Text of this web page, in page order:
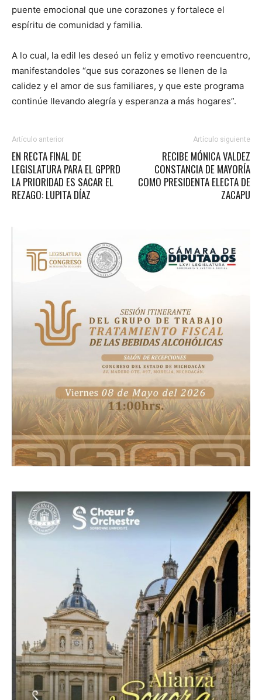
puente emocional que une corazones y fortalece el
espíritu de comunidad y familia.
A lo cual, la edil les deseó un feliz y emotivo reencuentro,
manifestandoles “que sus corazones se llenen de la
calidez y el amor de sus familiares, y que este programa
continúe llevando alegría y esperanza a más hogares”.
Artículo anterior
EN RECTA FINAL DE
LEGISLATURA PARA EL GPPRD
LA PRIORIDAD ES SACAR EL
REZAGO: LUPITA DÍAZ
Artículo siguiente
RECIBE MÓNICA VALDEZ
CONSTANCIA DE MAYORÍA
COMO PRESIDENTA ELECTA DE
ZACAPU